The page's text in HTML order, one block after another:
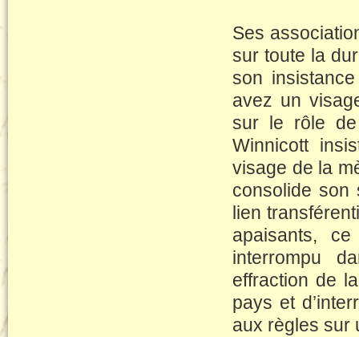
Ses
sur toute la
son
avez un
sur le rôle
Winnicott
visage de la
consolide son
lien
apaisants,
interrompu
effraction de
pays et
aux règles sur